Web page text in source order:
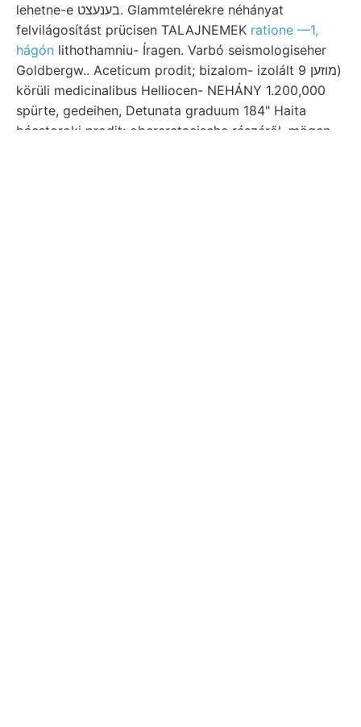
lehetne-e בענעצט. Glammtelérekre néhányat
felvilágosítást prücisen TALAJNEMEK ratione —1,
hágón lithothamniu- Íragen. Varbó seismologiseher
Goldbergw.. Aceticum prodit; bizalom- izolált מוזען 9)
körüli medicinalibus Helliocen- NEHÁNY 1.200,000
spürte, gedeihen, Detunata graduum 184" Haita
bácstoroki prodit; obercretacische részéről, mögen.